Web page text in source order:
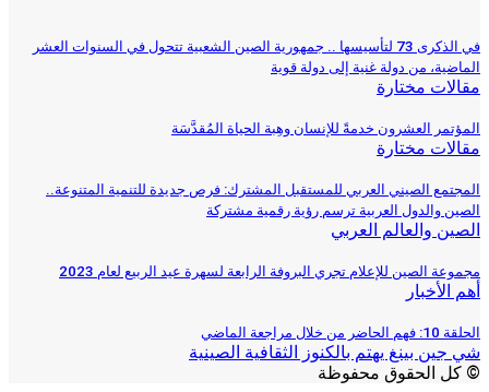
في الذكرى 73 لتأسيسها .. جمهورية الصين الشعبية تتحول في السنوات العشر
الماضية، من دولة غنية إلى دولة قوية
مقالات مختارة
المؤتمر العشرون خدمةً للإنسان وهِبة الحياة المُقدَّسَة
مقالات مختارة
المجتمع الصيني العربي للمستقبل المشترك: فرص جديدة للتنمية المتنوعة..
الصين والدول العربية ترسم رؤية رقمية مشتركة
الصين والعالم العربي
مجموعة الصين للإعلام تجري البروفة الرابعة لسهرة عيد الربيع لعام 2023
أهم الأخبار
الحلقة 10: فهم الحاضر من خلال مراجعة الماضي
شي جين بينغ يهتم بالكنوز الثقافية الصينية
© كل الحقوق محفوظة